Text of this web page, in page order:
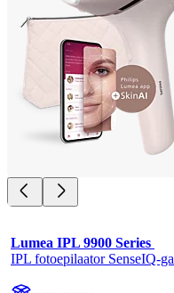
Lumea IPL 9900 Series
IPL fotoepilaator SenseIQ-ga